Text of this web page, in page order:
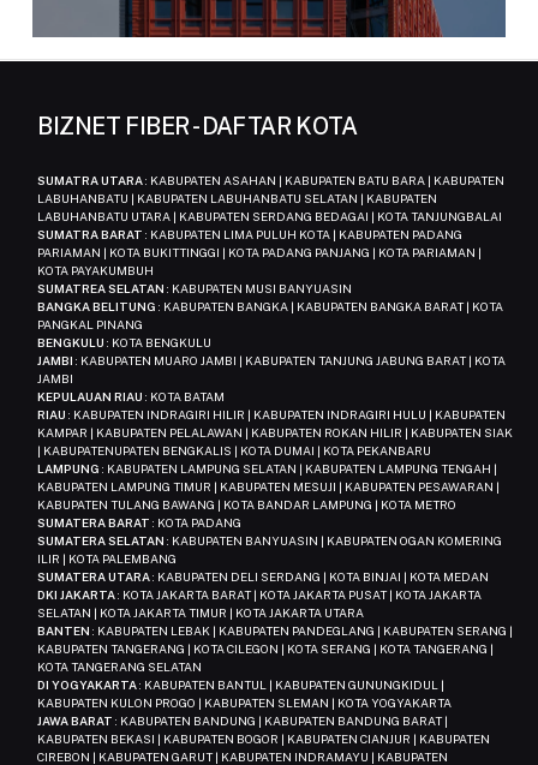
BIZNET FIBER - DAFTAR KOTA
SUMATRA UTARA: KABUPATEN ASAHAN | KABUPATEN BATU BARA | KABUPATEN
LABUHANBATU | KABUPATEN LABUHANBATU SELATAN | KABUPATEN
LABUHANBATU UTARA | KABUPATEN SERDANG BEDAGAI | KOTA TANJUNGBALAI
SUMATRA BARAT : KABUPATEN LIMA PULUH KOTA | KABUPATEN PADANG
PARIAMAN | KOTA BUKITTINGGI | KOTA PADANG PANJANG | KOTA PARIAMAN |
KOTA PAYAKUMBUH
SUMATREA SELATAN : KABUPATEN MUSI BANYUASIN
BANGKA BELITUNG : KABUPATEN BANGKA | KABUPATEN BANGKA BARAT | KOTA
PANGKAL PINANG
BENGKULU : KOTA BENGKULU
JAMBI : KABUPATEN MUARO JAMBI | KABUPATEN TANJUNG JABUNG BARAT | KOTA
JAMBI
KEPULAUAN RIAU : KOTA BATAM
RIAU : KABUPATEN INDRAGIRI HILIR | KABUPATEN INDRAGIRI HULU | KABUPATEN
KAMPAR | KABUPATEN PELALAWAN | KABUPATEN ROKAN HILIR | KABUPATEN SIAK
| KABUPATENUPATEN BENGKALIS | KOTA DUMAI | KOTA PEKANBARU
LAMPUNG : KABUPATEN LAMPUNG SELATAN | KABUPATEN LAMPUNG TENGAH |
KABUPATEN LAMPUNG TIMUR | KABUPATEN MESUJI | KABUPATEN PESAWARAN |
KABUPATEN TULANG BAWANG | KOTA BANDAR LAMPUNG | KOTA METRO
SUMATERA BARAT : KOTA PADANG
SUMATERA SELATAN : KABUPATEN BANYUASIN | KABUPATEN OGAN KOMERING
ILIR | KOTA PALEMBANG
SUMATERA UTARA: KABUPATEN DELI SERDANG | KOTA BINJAI | KOTA MEDAN
DKI JAKARTA: KOTA JAKARTA BARAT | KOTA JAKARTA PUSAT | KOTA JAKARTA
SELATAN | KOTA JAKARTA TIMUR | KOTA JAKARTA UTARA
BANTEN : KABUPATEN LEBAK | KABUPATEN PANDEGLANG | KABUPATEN SERANG |
KABUPATEN TANGERANG | KOTA CILEGON | KOTA SERANG | KOTA TANGERANG |
KOTA TANGERANG SELATAN
DI YOGYAKARTA: KABUPATEN BANTUL | KABUPATEN GUNUNGKIDUL |
KABUPATEN KULON PROGO | KABUPATEN SLEMAN | KOTA YOGYAKARTA
JAWA BARAT : KABUPATEN BANDUNG | KABUPATEN BANDUNG BARAT |
KABUPATEN BEKASI | KABUPATEN BOGOR | KABUPATEN CIANJUR | KABUPATEN
CIREBON | KABUPATEN GARUT | KABUPATEN INDRAMAYU | KABUPATEN